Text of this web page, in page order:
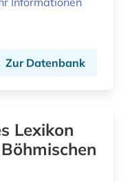
Zur Datenbank
Lexikon